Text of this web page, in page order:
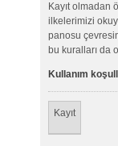
Kayıt olmadan
ilkelerimizi
panosu
bu kuralları da
Kullanım
Kayıt